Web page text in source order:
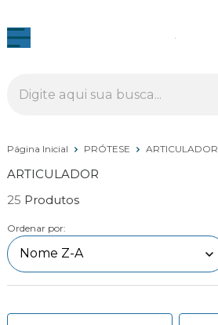
Página Inicial PRÓTESE ARTICULADOR
ARTICULADOR
25
Ordenar por: